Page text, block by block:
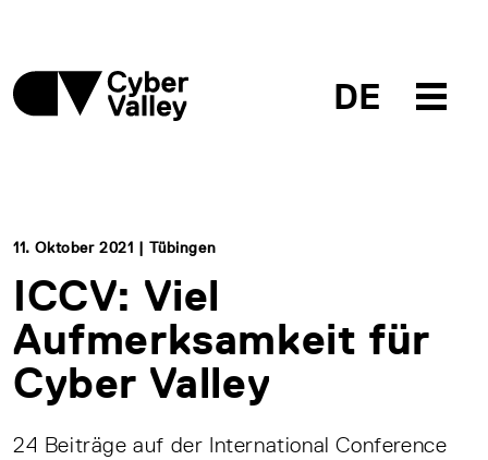
DE
11. Oktober 2021 | Tübingen
ICCV: Viel
Aufmerksamkeit für
Cyber Valley
24 Beiträge auf der International Conference